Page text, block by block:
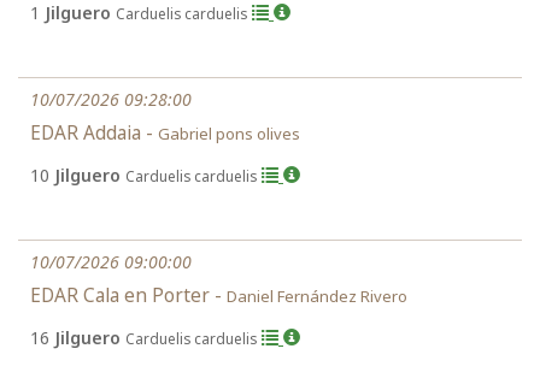
1 Jilguero Carduelis carduelis
10/07/2026 09:28:00
EDAR Addaia - Gabriel pons olives
10 Jilguero Carduelis carduelis
10/07/2026 09:00:00
EDAR Cala en Porter - Daniel Fernández Rivero
16 Jilguero Carduelis carduelis